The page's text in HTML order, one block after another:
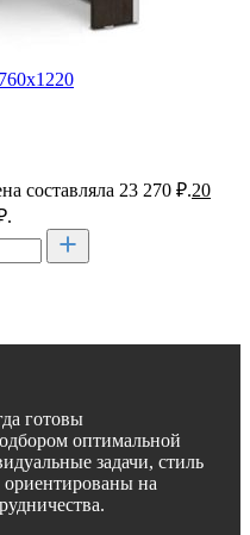
составляла 23 270 ₽.20
готовы
оптимальной
задачи, стиль
на